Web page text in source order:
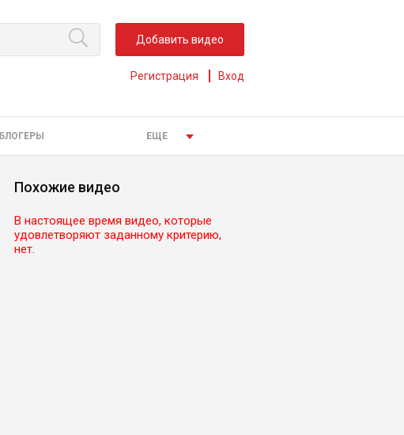
Добавить видео
Регистрация Вход
БЛОГЕРЫ ЕЩЕ
Похожие видео
В настоящее время видео, которые
удовлетворяют заданному критерию,
нет.